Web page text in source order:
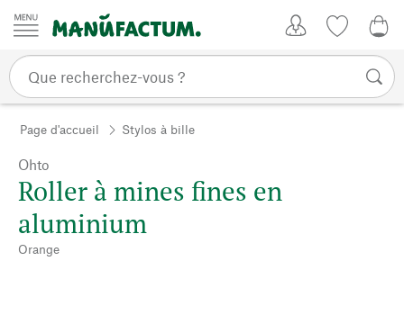
Passer au contenu
Page d'accueil Stylos à bille
Ohto
Roller à mines fines en
aluminium
Orange